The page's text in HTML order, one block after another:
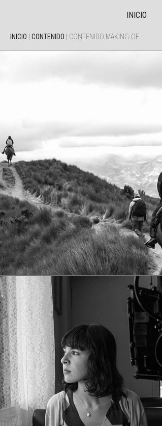
INICIO
INICIO CONTENIDO CONTENIDO MAKING-OF